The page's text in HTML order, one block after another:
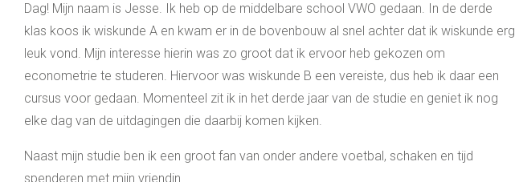
Dag! Mijn naam is Jesse. Ik heb op de middelbare school VWO gedaan. In de derde
klas koos ik wiskunde A en kwam er in de bovenbouw al snel achter dat ik wiskunde erg
leuk vond. Mijn interesse hierin was zo groot dat ik ervoor heb gekozen om
econometrie te studeren. Hiervoor was wiskunde B een vereiste, dus heb ik daar een
cursus voor gedaan. Momenteel zit ik in het derde jaar van de studie en geniet ik nog
elke dag van de uitdagingen die daarbij komen kijken.
Naast mijn studie ben ik een groot fan van onder andere voetbal, schaken en tijd
spenderen met mijn vriendin.